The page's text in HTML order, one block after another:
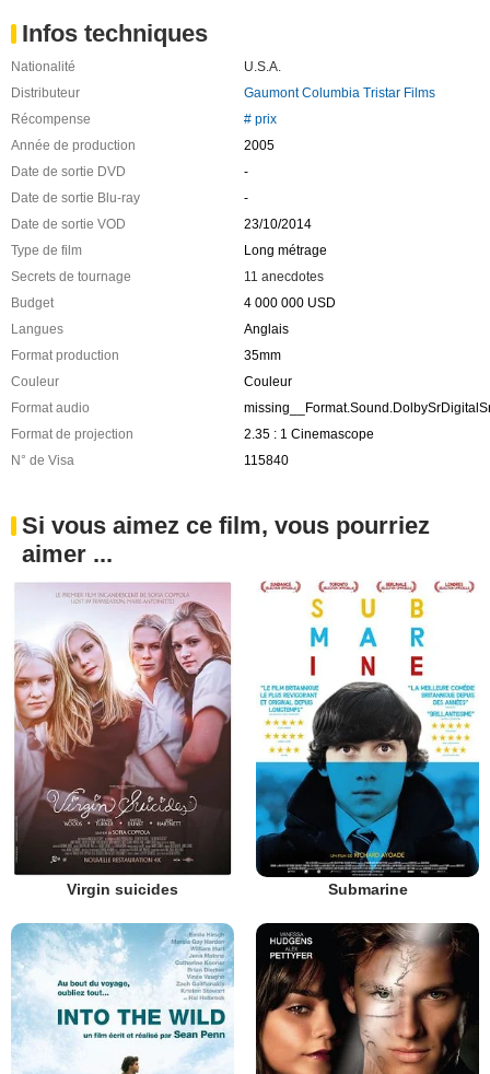
Infos techniques
Nationalité
U.S.A.
Distributeur
Gaumont Columbia Tristar Films
Récompense
# prix
Année de production
2005
Date de sortie DVD
-
Date de sortie Blu-ray
-
Date de sortie VOD
23/10/2014
Type de film
Long métrage
Secrets de tournage
11 anecdotes
Budget
4 000 000 USD
Langues
Anglais
Format production
35mm
Couleur
Couleur
Format audio
Format de projection
2.35 : 1 Cinemascope
N° de Visa
115840
Si vous aimez ce film, vous pourriez
aimer ...
Virgin suicides Submarine